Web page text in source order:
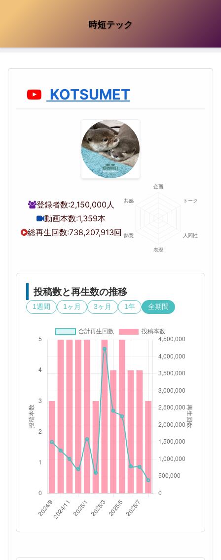
時短テック
KOTSUMET
登録者数:2,150,000人
動画本数:1,359本
総再生回数:738,207,913回
投稿数と再生数の推移
1週間 1ヶ月 3ヶ月 1年 全期間